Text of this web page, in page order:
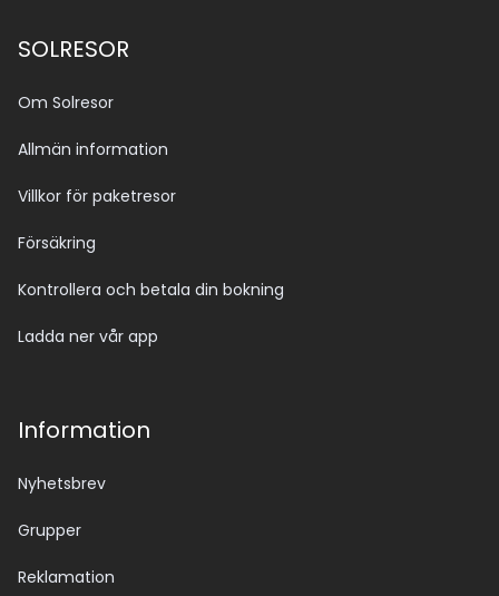
SOLRESOR
Om Solresor
Allmän information
Villkor för paketresor
Försäkring
Kontrollera och betala din bokning
Ladda ner vår app
Information
Nyhetsbrev
Grupper
Reklamation